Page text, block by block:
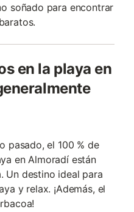
soñado para encontrar
en la playa en
pasado, el 100 % de
en Almoradí están
Un destino ideal para
y relax. ¡Además, el